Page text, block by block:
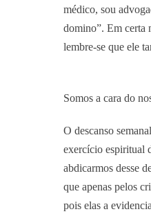
médico, sou
domino”. Em certa
lembre-se que ele
Somos a cara do
O descanso
exercício espiritual
abdicarmos desse
que apenas pelos
pois elas a